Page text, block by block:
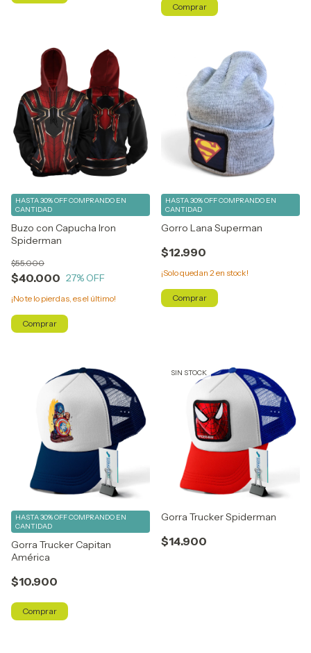
Comprar
Buzo con Capucha Iron
Spiderman
$40.000
$55.000
27% OFF
HASTA 30% OFFCOMPRANDO EN
CANTIDAD
¡No te lo pierdas, es el último!
Comprar
Gorro Lana Superman
$12.990
HASTA 30% OFFCOMPRANDO EN
CANTIDAD
¡Solo quedan 2en stock!
Gorra Trucker Capitan
América
$10.900
HASTA 30% OFFCOMPRANDO EN
CANTIDAD
Comprar
SIN STOCK
Gorra Trucker Spiderman
$14.900